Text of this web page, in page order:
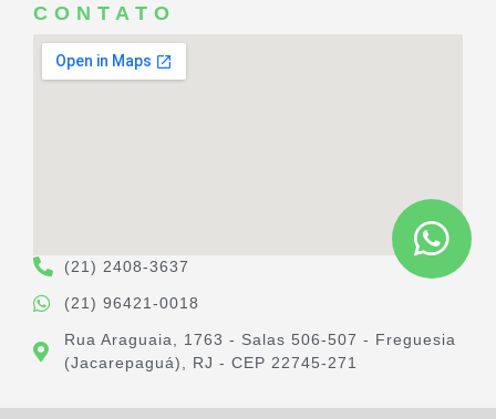
CONTATO
(21) 2408-3637
(21) 96421-0018
Rua Araguaia, 1763 - Salas 506-507 - Freguesia
(Jacarepaguá), RJ - CEP 22745-271